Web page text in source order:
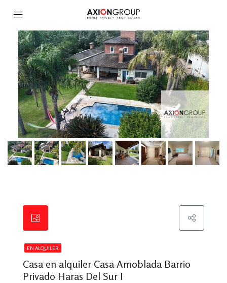
EN ALQUILER
Casa en alquiler Casa Amoblada Barrio
Privado Haras Del Sur I